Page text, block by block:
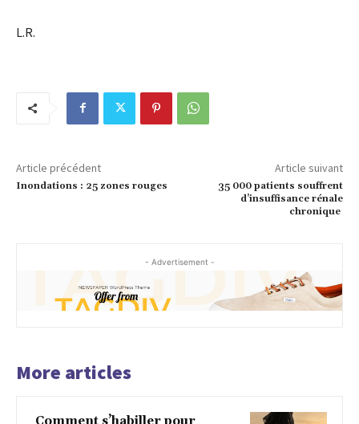
L.R.
Article précédent
Inondations : 25 zones rouges
Article suivant
35 000 patients souffrent
d’insuffisance rénale
chronique
- Advertisement -
More articles